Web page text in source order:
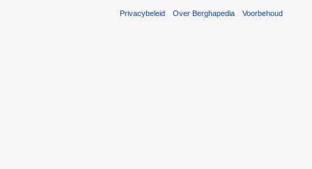
Privacybeleid Over Berghapedia Voorbehoud